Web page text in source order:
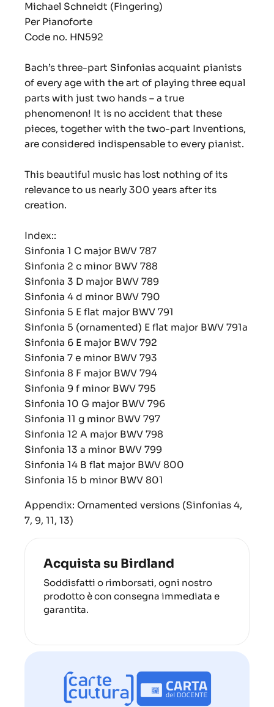
Michael Schneidt (Fingering)
Per Pianoforte
Code no. HN592
Bach’s three-part Sinfonias acquaint pianists
of every age with the art of playing three equal
parts with just two hands – a true
phenomenon! It is no accident that these
pieces, together with the two-part Inventions,
are considered indispensable to every pianist.
This beautiful music has lost nothing of its
relevance to us nearly 300 years after its
creation.
Index::
Sinfonia 1 C major BWV 787
Sinfonia 2 c minor BWV 788
Sinfonia 3 D major BWV 789
Sinfonia 4 d minor BWV 790
Sinfonia 5 E flat major BWV 791
Sinfonia 5 (ornamented) E flat major BWV 791a
Sinfonia 6 E major BWV 792
Sinfonia 7 e minor BWV 793
Sinfonia 8 F major BWV 794
Sinfonia 9 f minor BWV 795
Sinfonia 10 G major BWV 796
Sinfonia 11 g minor BWV 797
Sinfonia 12 A major BWV 798
Sinfonia 13 a minor BWV 799
Sinfonia 14 B flat major BWV 800
Sinfonia 15 b minor BWV 801
Appendix: Ornamented versions (Sinfonias 4,
7, 9, 11, 13)
Acquista su Birdland
Soddisfatti o rimborsati, ogni nostro
prodotto è con consegna immediata e
garantita.